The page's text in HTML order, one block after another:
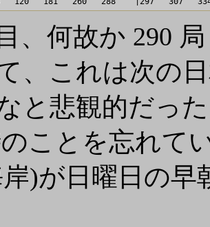
、何故か 290
、これは次の
と悲観的だっ
ことを忘れて
)が日曜日の早